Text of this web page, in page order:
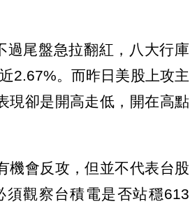
過尾盤急拉翻紅，八大行庫
2.67%。而昨日美股上攻主
現卻是開高走低，開在高點
機會反攻，但並不代表台股
觀察台積電是否站穩613